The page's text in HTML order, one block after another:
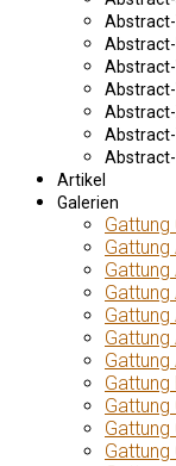
Artikel
Galerien
Gattung
Gattung